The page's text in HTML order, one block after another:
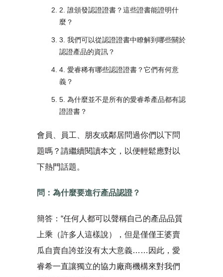
2. 誰頒發認證證書？這些證書能證明什
麼？
3. 我們可以從認證證書中瞭解到哪些關於
認證產品的資訊？
4. 愛睿稀有哪些認證證書？它們有何意
義？
5. 為什麼並不是所有的愛睿希產品都有認
證證書？
會員、員工、朋友或鄰居問過你們以下問
題嗎？請繼續閱讀本文，以便輕鬆應對以
下熱門話題。
問：為什麼要進行產品認證？
簡答：“任何人都可以聲稱自己的產品品質
上乘（許多人這樣說），但是僅僅王婆賣
瓜自賣自誇並沒有太大意義……因此，愛
睿希一直讓獨立的協力廠商機構來對我們